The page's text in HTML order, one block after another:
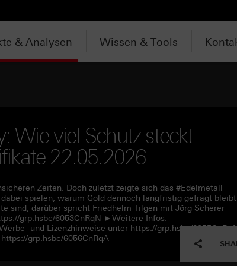
& Analysen Wissen & Tools
Wie viel Schutz steckt
22.05.2026
Zeiten. Doch zuletzt zeigte sich das #Edelmetall
spielen, warum Gold dennoch langfristig gefragt bleibt
sind, darüber spricht Friedhelm Tilgen mit Jörg Scherer
grp.hsbc/6053CnRqN ►Weitere Infos:
und Lizenzhinweise unter https://grp.hsbc/6055CnRqf
grp.hsbc/6056CnRqA